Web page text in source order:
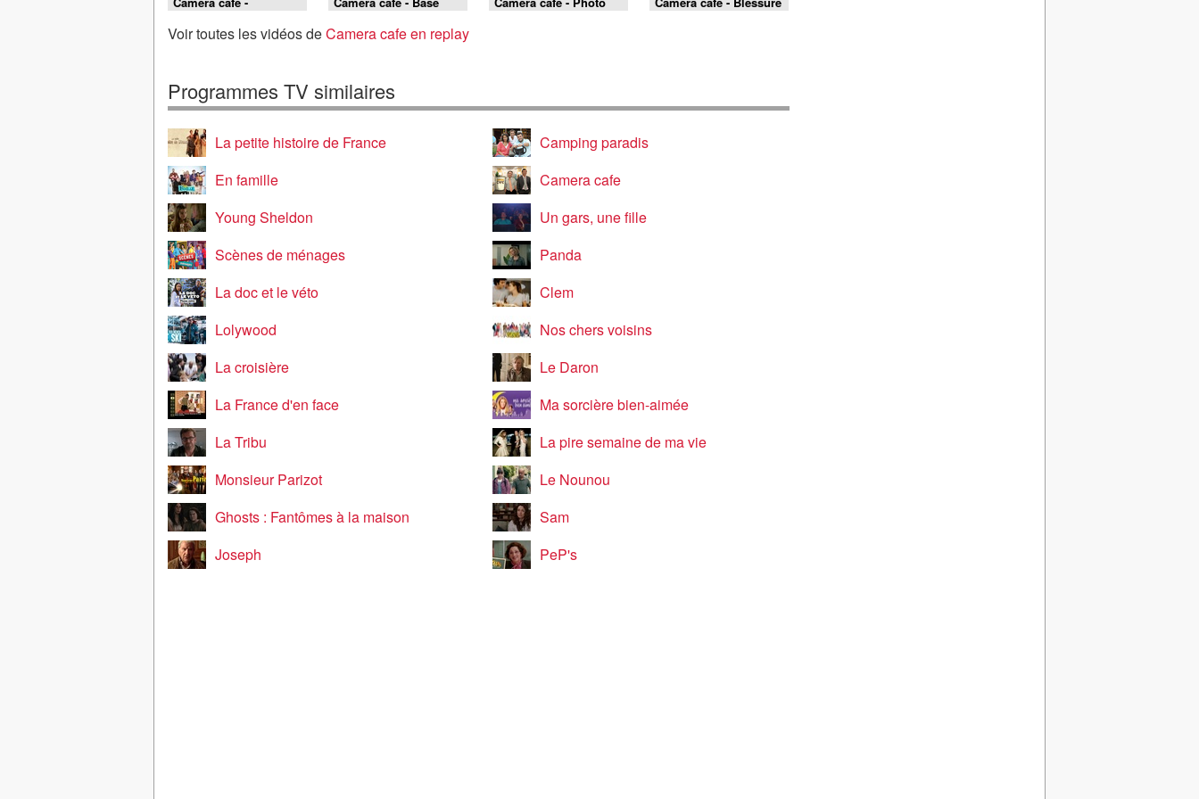
L'homme de Rio jump mateur secrète
Voir toutes les vidéos deCamera cafe en replay
Programmes TV similaires
La petite histoire de France
Camping paradis
En famille
Camera cafe
Young Sheldon
Un gars, une fille
Scènes de ménages
Panda
La doc et le véto
Clem
Lolywood
Nos chers voisins
La croisière
Le Daron
La France d'en face
Ma sorcière bien-aimée
La Tribu
La pire semaine de ma vie
Monsieur Parizot
Le Nounou
Ghosts : Fantômes à la maison
Sam
Joseph
PeP's